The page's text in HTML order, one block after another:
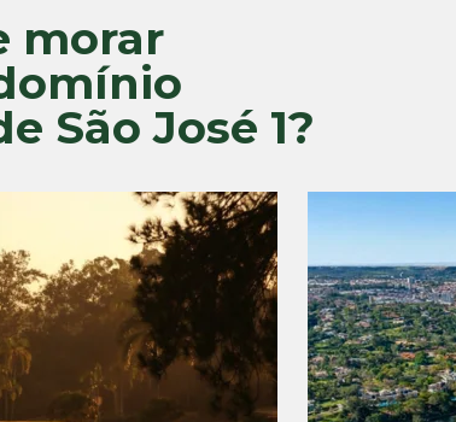
morar
São José 1?